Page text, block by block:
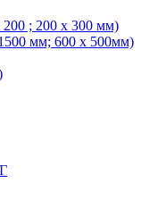
; 200 х 300 мм)
мм; 600 х 500мм)